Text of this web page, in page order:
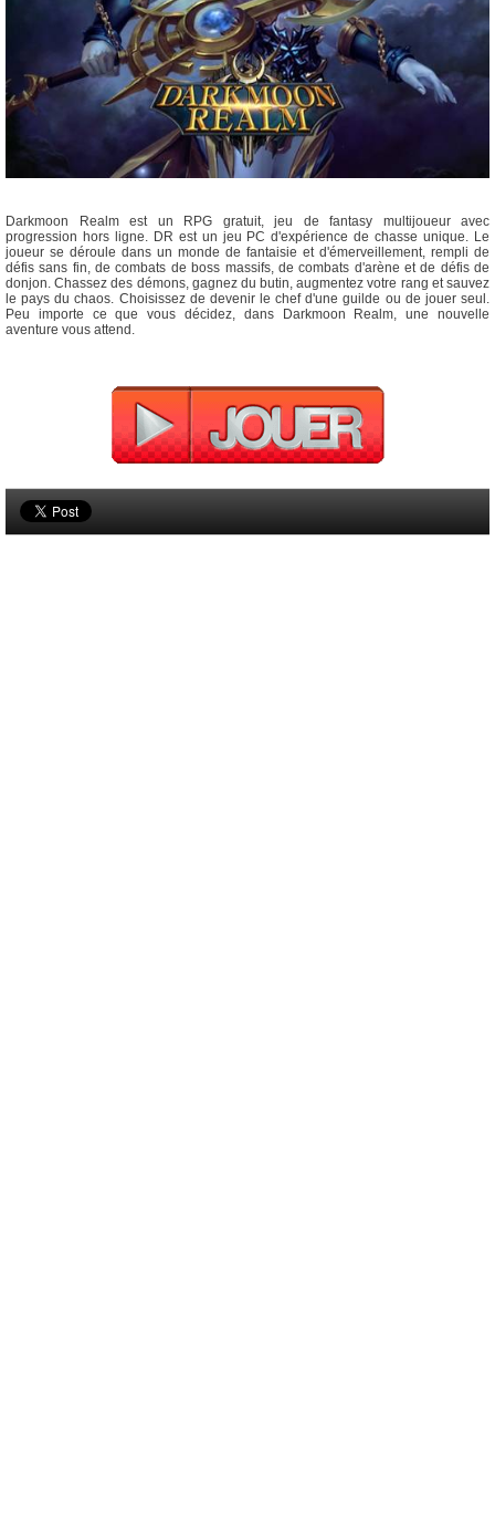
Darkmoon Realm est un RPG gratuit, jeu de fantasy multijoueur avec
progression hors ligne. DR est un jeu PC d'expérience de chasse unique. Le
joueur se déroule dans un monde de fantaisie et d'émerveillement, rempli de
défis sans fin, de combats de boss massifs, de combats d'arène et de défis de
donjon. Chassez des démons, gagnez du butin, augmentez votre rang et sauvez
le pays du chaos. Choisissez de devenir le chef d'une guilde ou de jouer seul.
Peu importe ce que vous décidez, dans Darkmoon Realm, une nouvelle
aventure vous attend.